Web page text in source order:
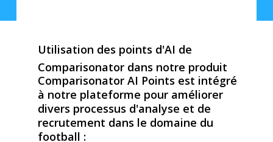
Utilisation des points d'AI de
Comparisonator dans notre produit
Comparisonator AI Points est intégré
à notre plateforme pour améliorer
divers processus d'analyse et de
recrutement dans le domaine du
football :